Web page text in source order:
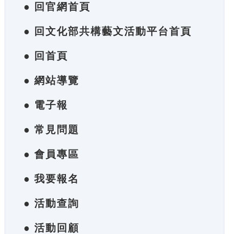
● 回官網首頁
● 回文化部共構藝文活動平台首頁
● 回首頁
● 網站導覽
● 電子報
● 常見問題
● 會員專區
● 我要報名
● 活動查詢
● 活動回顧